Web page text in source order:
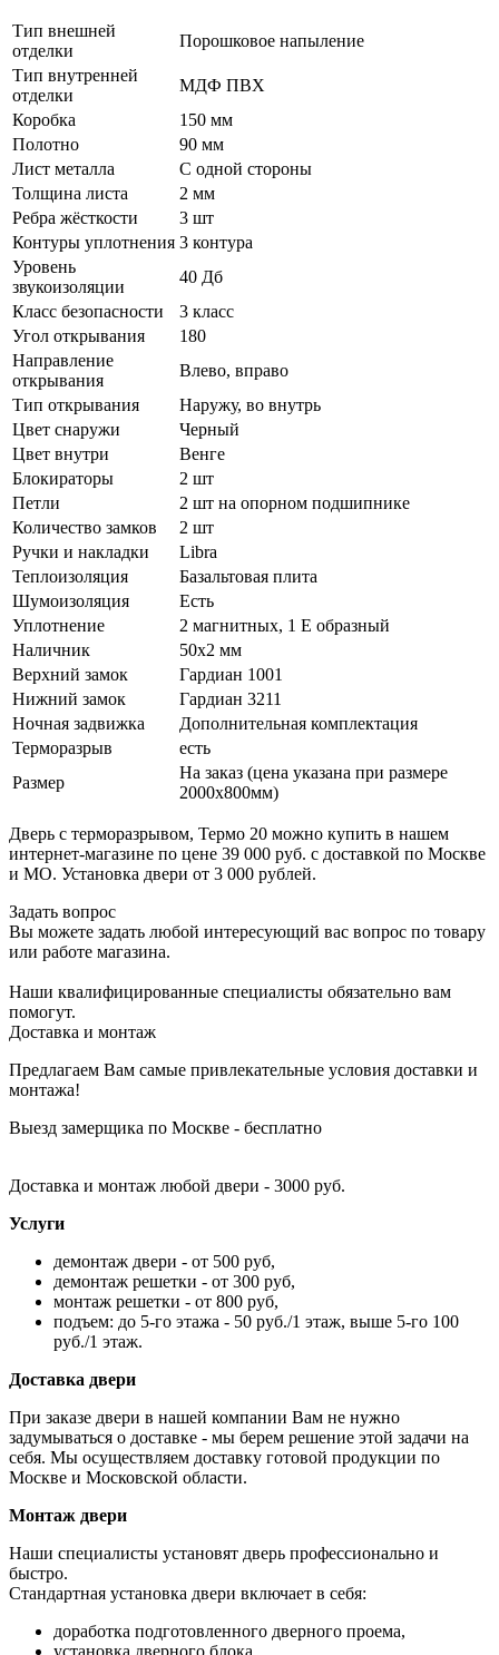
Тип внешней
отделки
Порошковое напыление
Тип внутренней
отделки
МДФ ПВХ
Коробка
150 мм
Полотно
90 мм
Лист металла
С одной стороны
Толщина листа
2 мм
Ребра жёсткости
3 шт
Контуры уплотнения 3 контура
Уровень
звукоизоляции
40 Дб
Класс безопасности
3 класс
Угол открывания
180
Направление
открывания
Влево, вправо
Тип открывания
Наружу, во внутрь
Цвет снаружи
Черный
Цвет внутри
Венге
Блокираторы
2 шт
Петли
2 шт на опорном подшипнике
Количество замков
2 шт
Ручки и накладки
Libra
Теплоизоляция
Базальтовая плита
Шумоизоляция
Есть
Уплотнение
2 магнитных, 1 Е образный
Наличник
50х2 мм
Верхний замок
Гардиан 1001
Нижний замок
Гардиан 3211
Ночная задвижка
Дополнительная комплектация
Терморазрыв
есть
Размер
На заказ (цена указана при размере
2000х800мм)
Дверь с терморазрывом, Термо 20 можно купить в нашем
интернет-магазине по цене 39 000 руб. с доставкой по Москве
и МО. Установка двери от 3 000 рублей.
Задать вопрос
Вы можете задать любой интересующий вас вопрос по товару
или работе магазина.
Наши квалифицированные специалисты обязательно вам
помогут.
Доставка и монтаж
Предлагаем Вам самые привлекательные условия доставки и
монтажа!
Выезд замерщика по Москве - бесплатно
Доставка и монтаж любой двери - 3000 руб.
Услуги
демонтаж двери - от 500 руб,
демонтаж решетки - от 300 руб,
монтаж решетки - от 800 руб,
подъем: до 5-го этажа - 50 руб./1 этаж, выше 5-го 100
руб./1 этаж.
Доставка двери
При заказе двери в нашей компании Вам не нужно
задумываться о доставке - мы берем решение этой задачи на
себя. Мы осуществляем доставку готовой продукции по
Москве и Московской области.
Монтаж двери
Наши специалисты установят дверь профессионально и
быстро.
Стандартная установка двери включает в себя:
доработка подготовленного дверного проема,